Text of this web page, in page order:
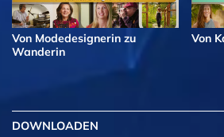
Von Modedesignerin zu
Wanderin
Von
DOWNLOADEN